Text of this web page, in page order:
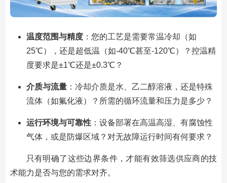
温度范围与精度：您的工艺是需要常温冷却（如
25℃），还是超低温（如-40℃甚至-120℃）？控温精
度要求是±1℃还是±0.3℃？
介质与流量：冷却介质是水、乙二醇溶液，还是特殊
流体（如氟化液）？所需的循环流量和压力是多少？
运行环境与可靠性：设备部署在高温高湿、有腐蚀性
气体，或是防爆区域？对无故障运行时间有何要求？
只有明确了这些边界条件，才能有效筛选供应商的技
术能力是否与您的需求对齐。